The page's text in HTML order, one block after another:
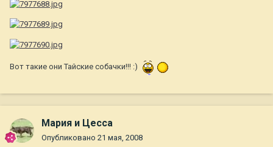
Вот такие они Тайские собачки!!! :)
Мария и Цесса
Опубликовано 21 мая, 2008